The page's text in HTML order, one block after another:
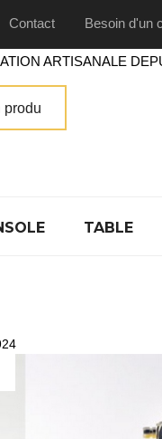
Contact Besoin d'un
TABLE
ARTISANALE